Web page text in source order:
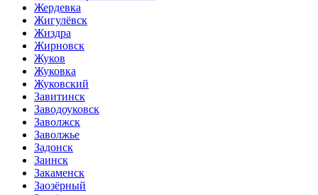
Жердевка
Жигулёвск
Жиздра
Жирновск
Жуков
Жуковка
Жуковский
Завитинск
Заводоуковск
Заволжск
Заволжье
Задонск
Заинск
Закаменск
Заозёрный